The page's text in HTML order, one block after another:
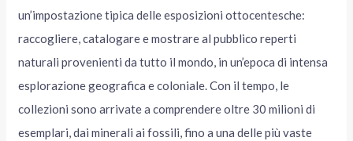
un’impostazione tipica delle esposizioni ottocentesche:
raccogliere, catalogare e mostrare al pubblico reperti
naturali provenienti da tutto il mondo, in un’epoca di intensa
esplorazione geografica e coloniale. Con il tempo, le
collezioni sono arrivate a comprendere oltre 30 milioni di
esemplari, dai minerali ai fossili, fino a una delle più vaste